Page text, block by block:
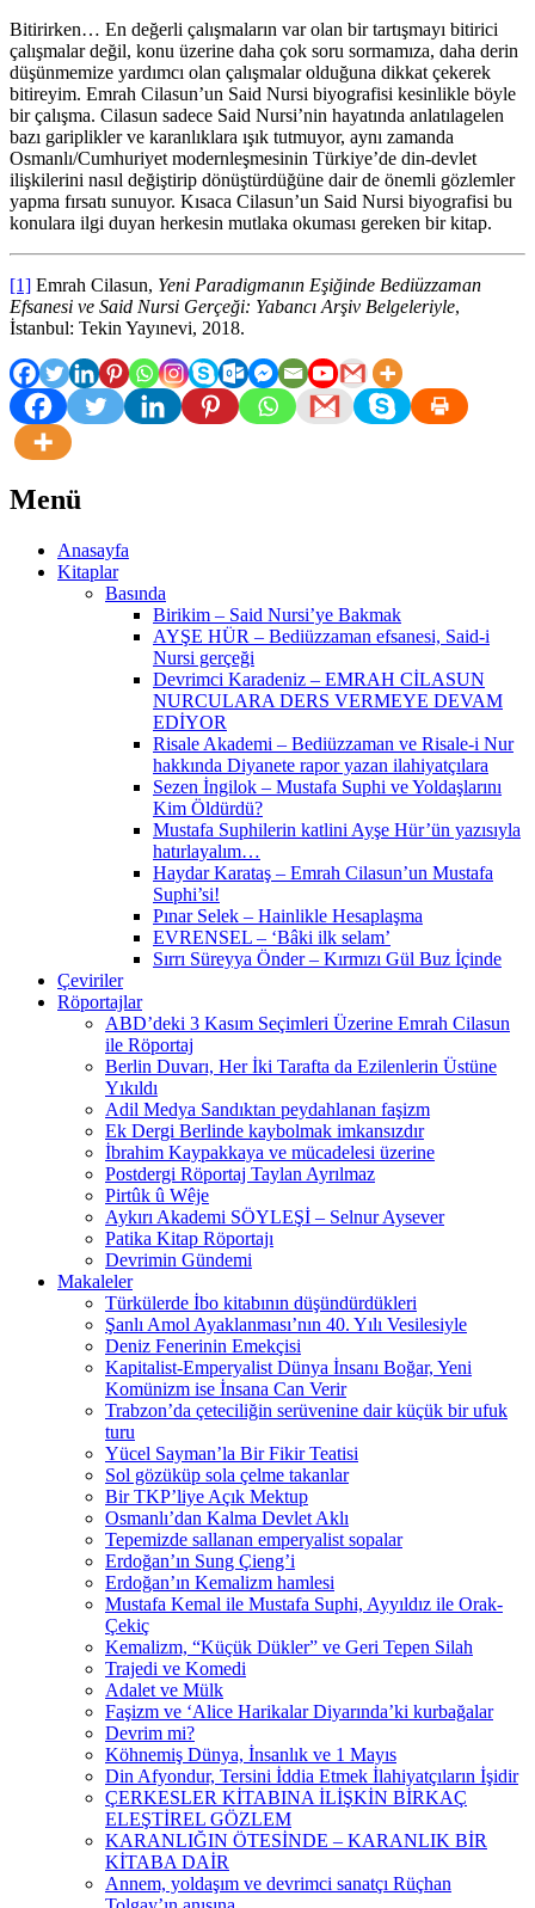
Bitirirken… En değerli çalışmaların var olan bir tartışmayı bitirici
çalışmalar değil, konu üzerine daha çok soru sormamıza, daha derin
düşünmemize yardımcı olan çalışmalar olduğuna dikkat çekerek
bitireyim. Emrah Cilasun’un Said Nursi biyografisi kesinlikle böyle
bir çalışma. Cilasun sadece Said Nursi’nin hayatında anlatılagelen
bazı gariplikler ve karanlıklara ışık tutmuyor, aynı zamanda
Osmanlı/Cumhuriyet modernleşmesinin Türkiye’de din-devlet
ilişkilerini nasıl değiştirip dönüştürdüğüne dair de önemli gözlemler
yapma fırsatı sunuyor. Kısaca Cilasun’un Said Nursi biyografisi bu
konulara ilgi duyan herkesin mutlaka okuması gereken bir kitap.
[1] Emrah Cilasun, Yeni Paradigmanın Eşiğinde Bediüzzaman
Efsanesi ve Said Nursi Gerçeği: Yabancı Arşiv Belgeleriyle,
İstanbul: Tekin Yayınevi, 2018.
Menü
Anasayfa
Kitaplar
Basında
Birikim – Said Nursi’ye Bakmak
AYŞE HÜR – Bediüzzaman efsanesi, Said-i
Nursi gerçeği
Devrimci Karadeniz – EMRAH CİLASUN
NURCULARA DERS VERMEYE DEVAM
EDİYOR
Risale Akademi – Bediüzzaman ve Risale-i Nur
hakkında Diyanete rapor yazan ilahiyatçılara
Sezen İngilok – Mustafa Suphi ve Yoldaşlarını
Kim Öldürdü?
Mustafa Suphilerin katlini Ayşe Hür’ün yazısıyla
hatırlayalım…
Haydar Karataş – Emrah Cilasun’un Mustafa
Suphi’si!
Pınar Selek – Hainlikle Hesaplaşma
EVRENSEL – ‘Bâki ilk selam’
Sırrı Süreyya Önder – Kırmızı Gül Buz İçinde
Çeviriler
Röportajlar
ABD’deki 3 Kasım Seçimleri Üzerine Emrah Cilasun
ile Röportaj
Berlin Duvarı, Her İki Tarafta da Ezilenlerin Üstüne
Yıkıldı
Adil Medya Sandıktan peydahlanan faşizm
Ek Dergi Berlinde kaybolmak imkansızdır
İbrahim Kaypakkaya ve mücadelesi üzerine
Postdergi Röportaj Taylan Ayrılmaz
Pirtûk û Wêje
Aykırı Akademi SÖYLEŞİ – Selnur Aysever
Patika Kitap Röportajı
Devrimin Gündemi
Makaleler
Türkülerde İbo kitabının düşündürdükleri
Şanlı Amol Ayaklanması’nın 40. Yılı Vesilesiyle
Deniz Fenerinin Emekçisi
Kapitalist-Emperyalist Dünya İnsanı Boğar, Yeni
Komünizm ise İnsana Can Verir
Trabzon’da çeteciliğin serüvenine dair küçük bir ufuk
turu
Yücel Sayman’la Bir Fikir Teatisi
Sol gözüküp sola çelme takanlar
Bir TKP’liye Açık Mektup
Osmanlı’dan Kalma Devlet Aklı
Tepemizde sallanan emperyalist sopalar
Erdoğan’ın Sung Çieng’i
Erdoğan’ın Kemalizm hamlesi
Mustafa Kemal ile Mustafa Suphi, Ayyıldız ile Orak-
Çekiç
Kemalizm, “Küçük Dükler” ve Geri Tepen Silah
Trajedi ve Komedi
Adalet ve Mülk
Faşizm ve ‘Alice Harikalar Diyarında’ki kurbağalar
Devrim mi?
Köhnemiş Dünya, İnsanlık ve 1 Mayıs
Din Afyondur, Tersini İddia Etmek İlahiyatçıların İşidir
ÇERKESLER KİTABINA İLİŞKİN BİRKAÇ
ELEŞTİREL GÖZLEM
KARANLIĞIN ÖTESİNDE – KARANLIK BİR
KİTABA DAİR
Annem, yoldaşım ve devrimci sanatçı Rüçhan